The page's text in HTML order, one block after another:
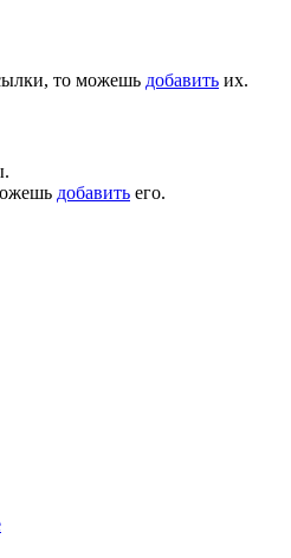
то можешь добавить их.
добавить его.